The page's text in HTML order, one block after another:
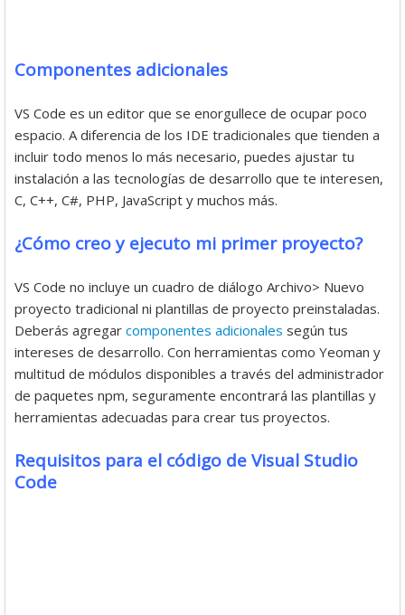
Componentes adicionales
VS Code es un editor que se enorgullece de ocupar poco
espacio. A diferencia de los IDE tradicionales que tienden a
incluir todo menos lo más necesario, puedes ajustar tu
instalación a las tecnologías de desarrollo que te interesen,
C, C++, C#, PHP, JavaScript y muchos más.
¿Cómo creo y ejecuto mi primer proyecto?
VS Code no incluye un cuadro de diálogo Archivo> Nuevo
proyecto tradicional ni plantillas de proyecto preinstaladas.
Deberás agregar componentes adicionales según tus
intereses de desarrollo. Con herramientas como Yeoman y
multitud de módulos disponibles a través del administrador
de paquetes npm, seguramente encontrará las plantillas y
herramientas adecuadas para crear tus proyectos.
Requisitos para el código de Visual Studio
Code